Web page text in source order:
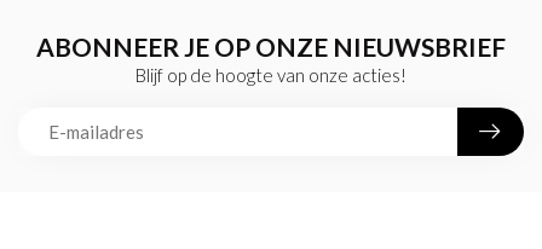
ABONNEER JE OP ONZE NIEUWSBRIEF
Blijf op de hoogte van onze acties!